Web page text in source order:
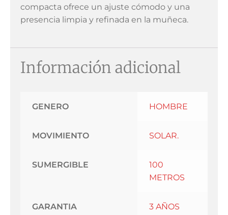
compacta ofrece un ajuste cómodo y una
presencia limpia y refinada en la muñeca.
Información adicional
GENERO HOMBRE
MOVIMIENTO SOLAR.
SUMERGIBLE
100
METROS
GARANTIA 3 AÑOS